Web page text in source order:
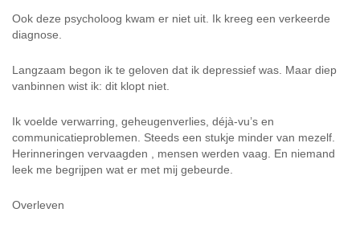
Ook deze psycholoog kwam er niet uit. Ik kreeg een verkeerde
diagnose.
Langzaam begon ik te geloven dat ik depressief was. Maar diep
vanbinnen wist ik: dit klopt niet.
Ik voelde verwarring, geheugenverlies, déjà-vu’s en
communicatieproblemen. Steeds een stukje minder van mezelf.
Herinneringen vervaagden , mensen werden vaag. En niemand
leek me begrijpen wat er met mij gebeurde.
Overleven